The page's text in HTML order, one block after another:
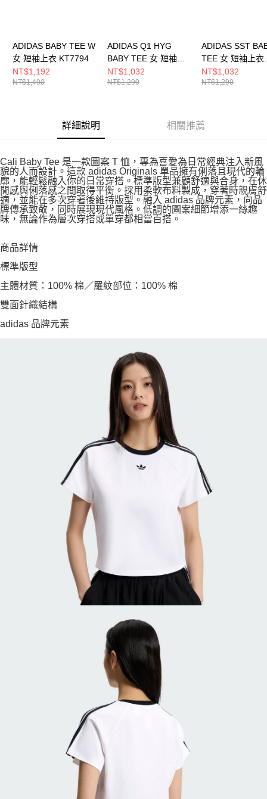
ADIDAS BABY TEE W
女 短袖上衣 KT7794
NT$1,192
NT$1,490
ADIDAS Q1 HYG
BABY TEE 女 短袖上
衣 KC7676
NT$1,032
NT$1,290
ADIDAS SST
TEE 女 短袖上衣
KS4705
NT$1,032
NT$1,290
詳細說明 相關推薦
Cali Baby Tee 是一款圖案 T 恤，專為喜愛為日常經典注入新風
貌的人而設計。這款 adidas Originals 單品擁有俐落且現代的輪
廓，能輕鬆融入你的日常穿搭。標準版型兼顧舒適與合身，在休
閒感與俐落感之間取得平衡。採用柔軟布料製成，穿著時親膚舒
適，並能在多次穿著後維持版型。融入 adidas 品牌元素，向品
牌傳承致敬，同時展現現代風格。低調的圖案細節增添一絲趣
味，無論作為層次穿搭或單穿都相當百搭。
商品詳情
標準版型
主體材質：100% 棉／羅紋部位：100% 棉
雙面針織結構
adidas 品牌元素